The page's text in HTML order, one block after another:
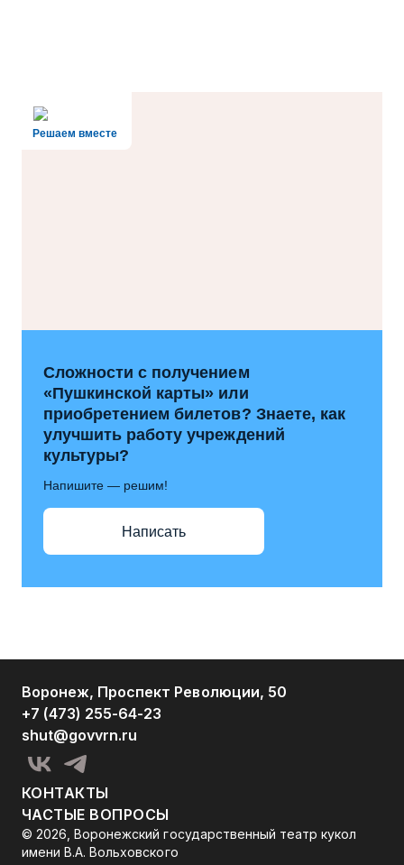
Решаем вместе
Сложности с получением
«Пушкинской карты» или
приобретением билетов? Знаете, как
улучшить работу учреждений
культуры?
Напишите — решим!
Написать
Воронеж, Проспект Революции, 50
+7 (473) 255-64-23
shut@govvrn.ru
КОНТАКТЫ
ЧАСТЫЕ ВОПРОСЫ
© 2026, Воронежский государственный театр кукол
имени В.А. Вольховского